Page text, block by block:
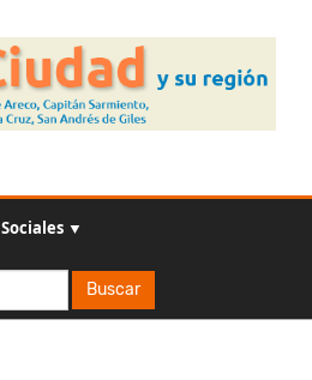
Sociales ▼
Buscar